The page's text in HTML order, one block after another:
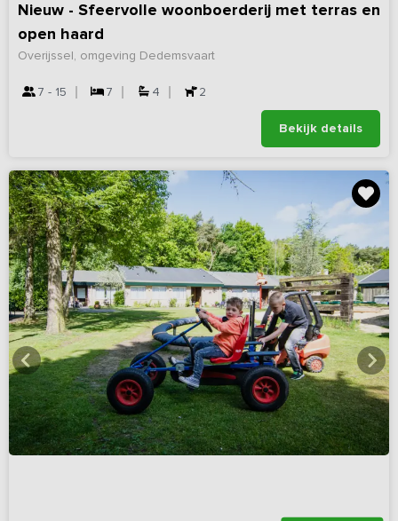
Nieuw - Sfeervolle woonboerderij met terras en
open haard
Overijssel, omgeving Dedemsvaart
7 - 15 7 4 2
Bekijk details